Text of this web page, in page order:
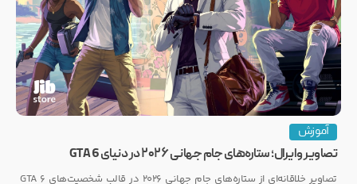
آموزش
تصاویر وایرال؛ ستاره‌های جام جهانی ۲۰۲۶ در دنیای GTA 6
تصاویر خلاقانه‌ای از ستاره‌های جام جهانی ۲۰۲۶ در قالب شخصیت‌های GTA 6